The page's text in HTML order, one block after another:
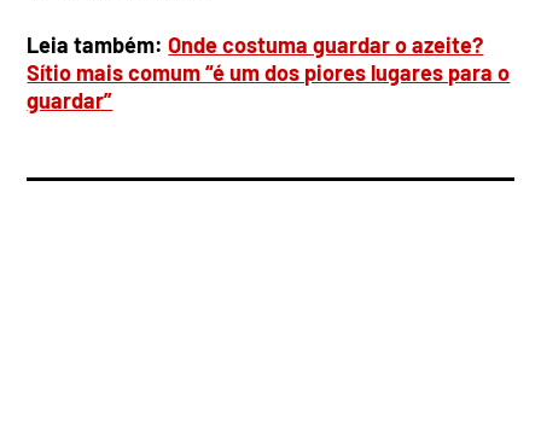
Leia também:Onde costuma guardar o azeite?
Sítio mais comum “é um dos piores lugares para o
guardar”